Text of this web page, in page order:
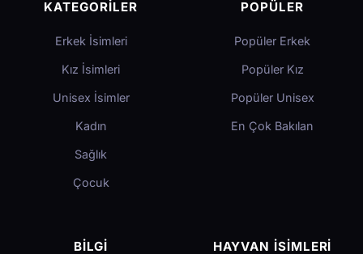
KATEGORILER
Erkek İsimleri
Kız İsimleri
Unisex İsimler
Kadın
Sağlık
Çocuk
POPÜLER
Popüler Erkek
Popüler Kız
Popüler Unisex
En Çok Bakılan
BILGI HAYVAN İSIMLERI